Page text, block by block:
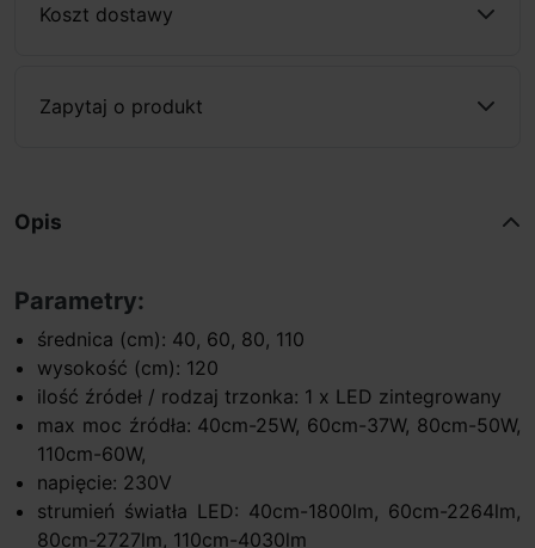
Koszt dostawy
Zapytaj o produkt
Opis
Parametry:
średnica (cm): 40, 60, 80, 110
wysokość (cm): 120
ilość źródeł / rodzaj trzonka: 1 x LED zintegrowany
max moc źródła: 40cm-25W, 60cm-37W, 80cm-50W,
110cm-60W,
napięcie: 230V
strumień światła LED: 40cm-1800lm, 60cm-2264lm,
80cm-2727lm, 110cm-4030lm